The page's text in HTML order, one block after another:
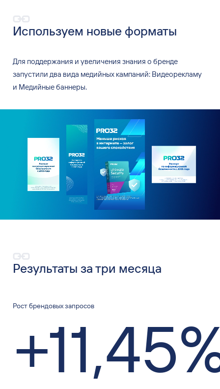
Используем новые форматы
Для поддержания и увеличения знания о бренде
запустили два вида медийных кампаний: Видеорекламу
и Медийные баннеры.
Результаты за три месяца
Рост брендовых запросов
+11,